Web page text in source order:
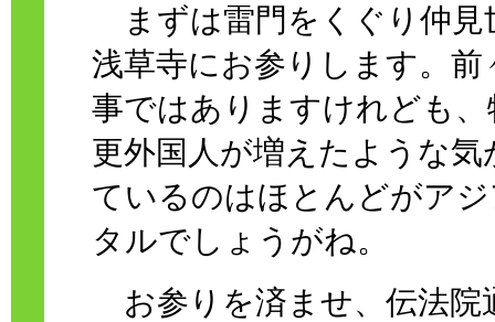
まずは雷門をくぐり仲見
浅草寺にお参りします。
事ではありますけれども
更外国人が増えたような
ているのはほとんどがア
タルでしょうがね。
お参りを済ませ、伝法院